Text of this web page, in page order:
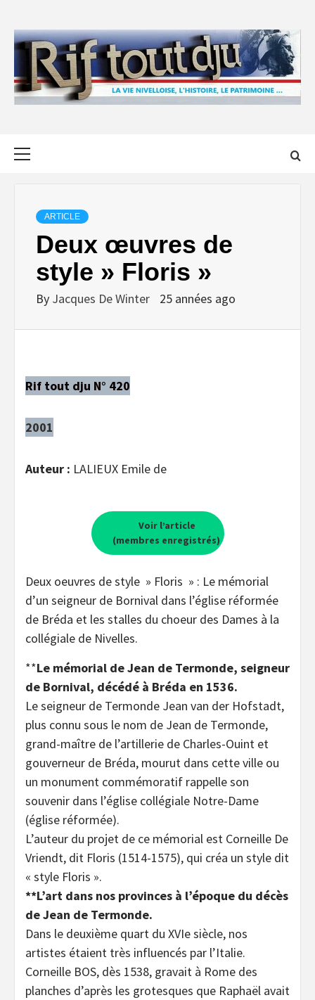
content
ARTICLE
Deux œuvres de
style » Floris »
By Jacques De Winter 25 années ago
Rif tout dju N° 420
2001
Auteur : LALIEUX Emile de
Voir l’article
(membres enregistrés)
Deux oeuvres de style » Floris » : Le mémorial
d’un seigneur de Bornival dans l’église réformée
de Bréda et les stalles du choeur des Dames à la
collégiale de Nivelles.
**Le mémorial de Jean de Termonde, seigneur
de Bornival, décédé à Bréda en 1536.
Le seigneur de Termonde Jean van der Hofstadt,
plus connu sous le nom de Jean de Termonde,
grand-maître de l’artillerie de Charles-Ouint et
gouverneur de Bréda, mourut dans cette ville ou
un monument commémoratif rappelle son
souvenir dans l’église collégiale Notre-Dame
(église réformée).
L’auteur du projet de ce mémorial est Corneille De
Vriendt, dit Floris (1514-1575), qui créa un style dit
« style Floris ».
**L’art dans nos provinces à l’époque du décès
de Jean de Termonde.
Dans le deuxième quart du XVIe siècle, nos
artistes étaient très influencés par l’Italie.
Corneille BOS, dès 1538, gravait à Rome des
planches d’après les grotesques que Raphaël avait